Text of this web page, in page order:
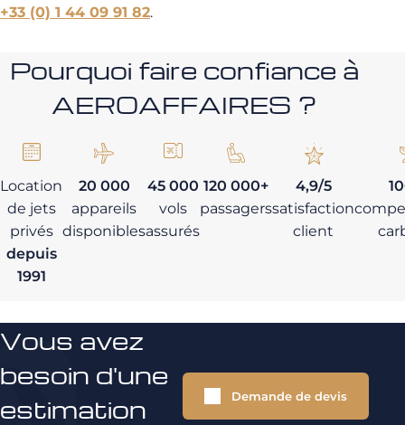
+33 (0) 1 44 09 91 82.
Pourquoi faire confiance à
AEROAFFAIRES ?
Location
de jets
privés
depuis
1991
20 000
appareils
disponibles
45 000
vols
assurés
120 000+
passagers
4,9/5
satisfaction
client
Vous avez
besoin d'une
estimation
Demande de devis